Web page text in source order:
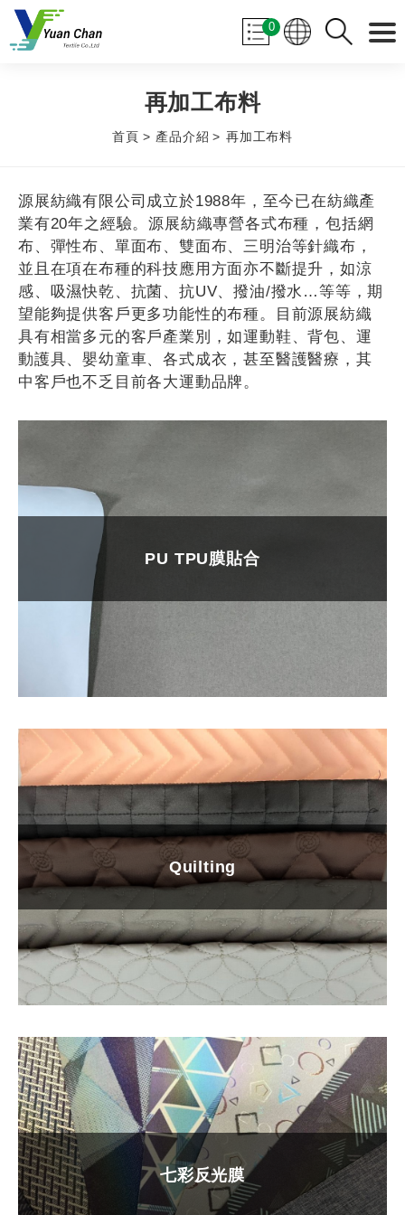
0
再加工布料
首頁 產品介紹 再加工布料
源展紡織有限公司成立於1988年，至今已在紡織產
業有20年之經驗。源展紡織專營各式布種，包括網
布、彈性布、單面布、雙面布、三明治等針織布，
並且在項在布種的科技應用方面亦不斷提升，如涼
感、吸濕快乾、抗菌、抗UV、撥油/撥水…等等，期
望能夠提供客戶更多功能性的布種。目前源展紡織
具有相當多元的客戶產業別，如運動鞋、背包、運
動護具、嬰幼童車、各式成衣，甚至醫護醫療，其
中客戶也不乏目前各大運動品牌。
PU TPU膜貼合
Quilting
七彩反光膜